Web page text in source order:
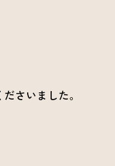
さいました。